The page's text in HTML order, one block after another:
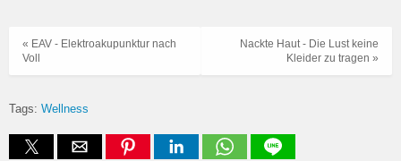
Nackte Haut - Die Lust keine
Kleider zu tragen »
« EAV - Elektroakupunktur nach
Voll
Tags: Wellness